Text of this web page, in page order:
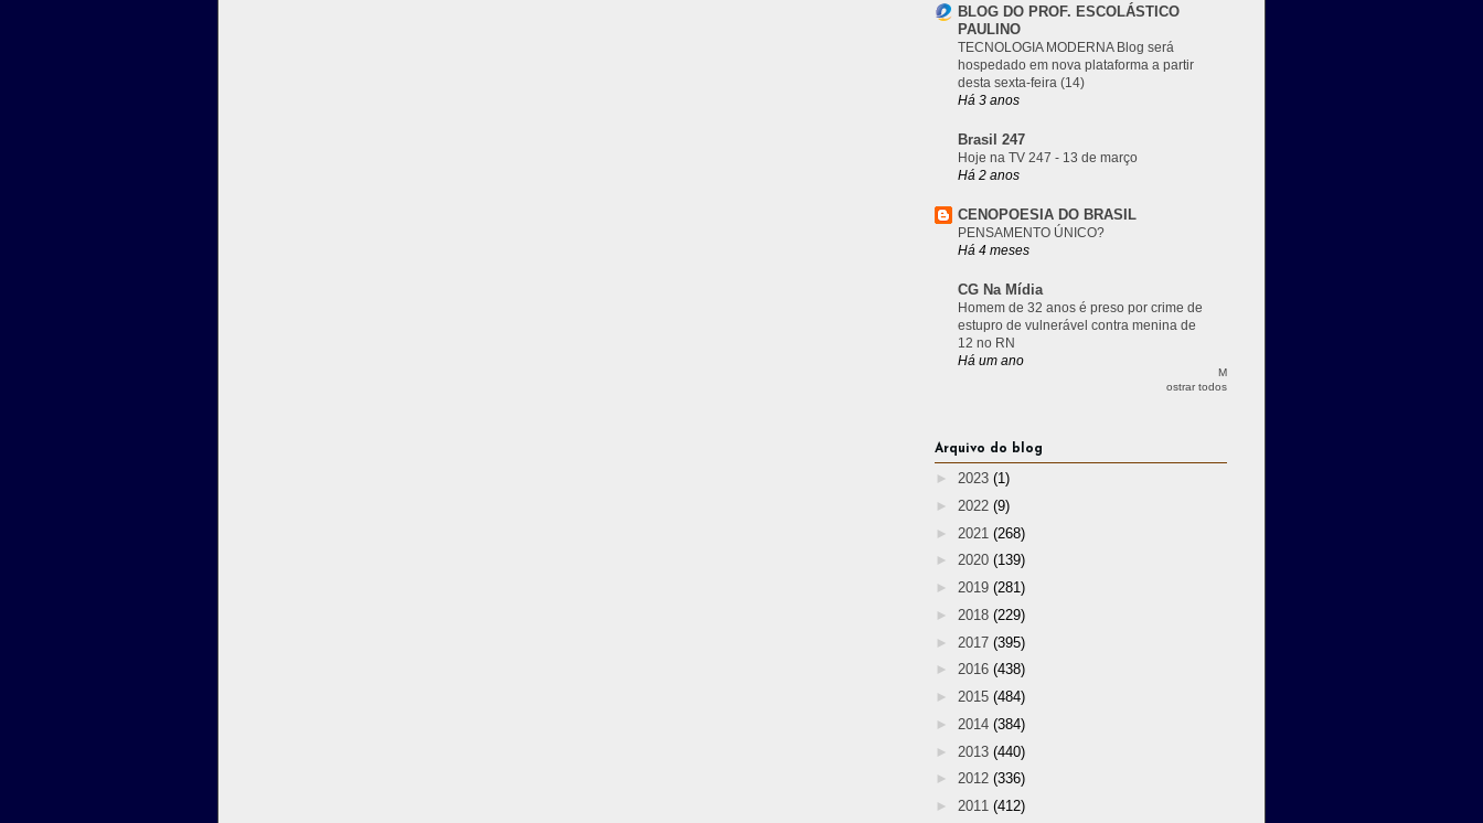
BLOG DO PROF. ESCOLÁSTICO
PAULINO
TECNOLOGIA MODERNA Blog será
hospedado em nova plataforma a partir
desta sexta-feira (14)
Há 3 anos
Brasil 247
Hoje na TV 247 - 13 de março
Há 2 anos
CENOPOESIA DO BRASIL
PENSAMENTO ÚNICO?
Há 4 meses
CG Na Mídia
Homem de 32 anos é preso por crime de
estupro de vulnerável contra menina de
12 no RN
Há um ano
M
ostrar todos
Arquivo do blog
► 2023 (1)
► 2022 (9)
► 2021 (268)
► 2020 (139)
► 2019 (281)
► 2018 (229)
► 2017 (395)
► 2016 (438)
► 2015 (484)
► 2014 (384)
► 2013 (440)
► 2012 (336)
► 2011 (412)